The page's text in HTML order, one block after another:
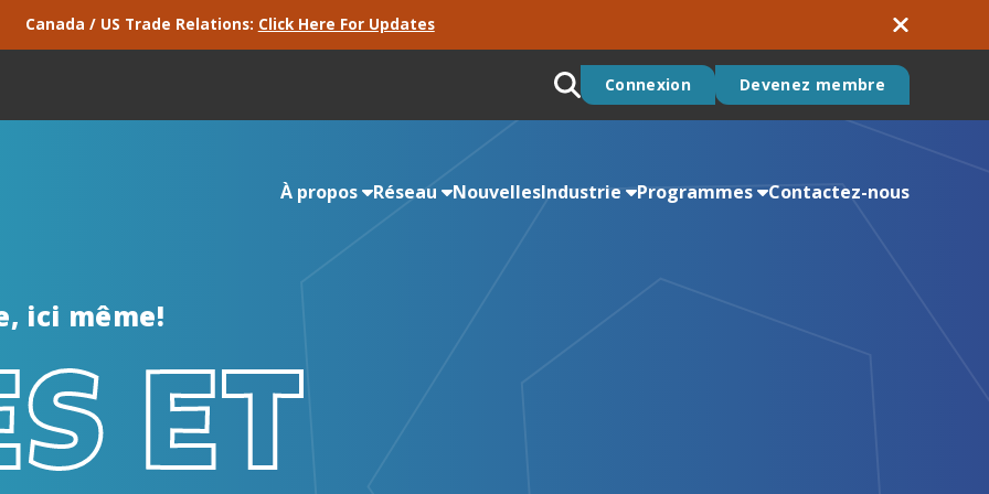
Canada / US Trade Relations: Click Here For Updates
Connexion Devenez membre
Contactez-nous
Programmes
Industrie
Nouvelles
Réseau
À propos
Notre équipe expérimentée, compétente et
diversifiée est là pour vous soutenir.
ici même!
ET